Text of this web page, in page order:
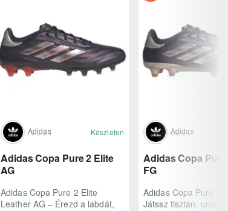
Adidas Készleten
Adidas Copa Pure 2 Elite
AG
Adidas Copa Pure 2 Elite
Leather AG – Érezd a labdát,
Adidas
Adidas Copa
FG
Adidas Copa Pure 2
Játssz tisztán, urald